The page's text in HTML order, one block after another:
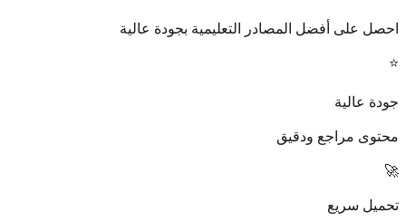
احصل على أفضل المصادر التعليمية بجودة عالية
⭐
جودة عالية
محتوى مراجع ودقيق
🚀
تحميل سريع